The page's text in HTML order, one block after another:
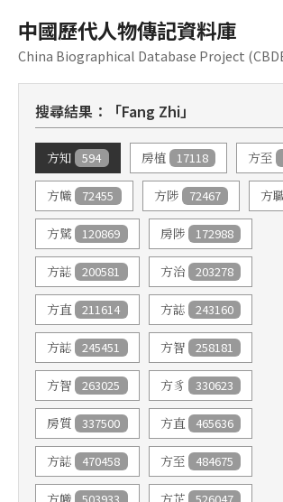
中國歷代人物傳記資料庫
China Biographical Database Project
搜尋結果：「Fang Zhi」
方知 594 房植 17118 方至
方幟 72455 方陟 72467 方
方騭 120869 房陟 172988
方誌 200581 方治 203278
方直 211614 方誌 243160
方誌 245451 方智 258181
方智 263025 方豸 330623
房質 337500 方直 465636
方誌 470458 方至 484675